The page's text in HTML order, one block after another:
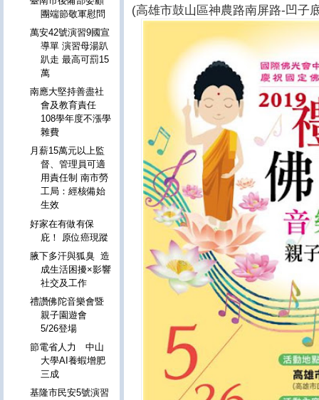
(高雄市鼓山區神農路南屏路-凹子
團端節敬軍慰問
萬安42號演習9國宣
導單 演習母湯趴
趴走 最高可罰15
萬
南應大堅持善盡社
會及教育責任
108學年度不漲學
雜費
月薪15萬元以上監
督、管理員可適
用責任制 南市勞
工局：經核備始
生效
好家在有做有保
庇！ 原位癌現蹤
腋下多汗與狐臭 造
成生活困擾×影響
社交及工作
禮讚佛陀音樂會暨
親子園遊會
5/26登場
節電省人力 中山
大學AI養蝦增肥
三成
基隆市民安5號演習